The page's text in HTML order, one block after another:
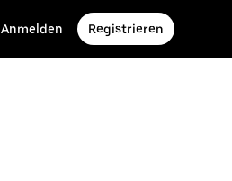
Anmelden Registrieren